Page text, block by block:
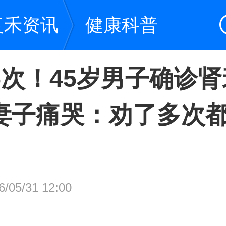
资讯 健康科普
！45岁男子确诊
子痛哭：劝了多次
05/31 12:00